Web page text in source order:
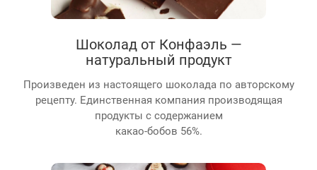
Шоколад от Конфаэль —
натуральный продукт
Произведен из настоящего шоколада по авторскому
рецепту. Единственная компания производящая
продукты с содержанием
какао-бобов 56%.